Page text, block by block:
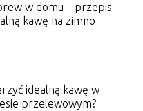
w domu – przepis
kawę na zimno
idealną kawę w
przelewowym?